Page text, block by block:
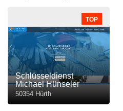
TOP
Schlüsseldienst
Michael Hünseler
50354 Hürth